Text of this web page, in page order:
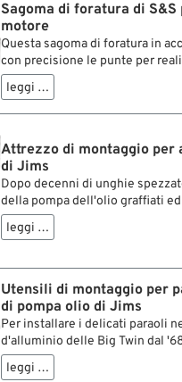
Sagoma di foratura di
motore
Questa sagoma di foratura in
con precisione le punte per
correttamente i nuovi passaggi
dalle pompe dell’olio più recenti
Harley-Davidson Big Twin più
leggi …
Attrezzo di montaggio per
di Jims
Dopo decenni di unghie
della pompa dell'olio graffiati
allentati, ecco finalmente un
effettuare un montaggio
tutte le Big Twin. Basta inserire
sull'espansore e spingerlo
manicotto - ecco fatto!
leggi …
Utensili di montaggio per
di pompa olio di Jims
Per installare i delicati paraoli
d'alluminio delle Big Twin dal
leggi …